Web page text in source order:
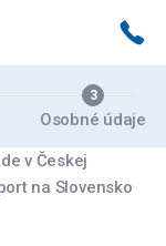
3
Osobné údaje
v Českej
na Slovensko